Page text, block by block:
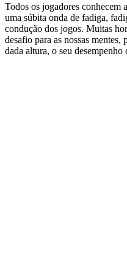
Todos os jogadores conhecem
uma súbita onda de fadiga,
condução dos jogos. Muitas
desafio para as nossas mentes,
dada altura, o seu desempenho